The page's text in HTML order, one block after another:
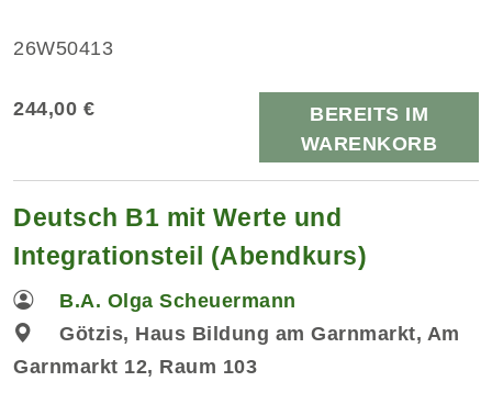
26W50413
244,00 €
BEREITS IM
WARENKORB
Deutsch B1 mit Werte und
Integrationsteil (Abendkurs)
B.A. Olga Scheuermann
Götzis, Haus Bildung am Garnmarkt, Am
Garnmarkt 12, Raum 103